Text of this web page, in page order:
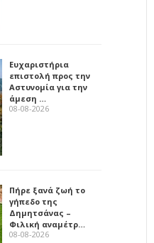
Ευχαριστήρια
επιστολή προς την
Αστυνομία για την
άμεση …
08-08-2026
Πήρε ξανά ζωή το
γήπεδο της
Δημητσάνας –
Φιλική αναμέτρ…
08-08-2026